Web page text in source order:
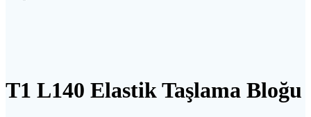
T1 L140 Elastik Taşlama Bloğu